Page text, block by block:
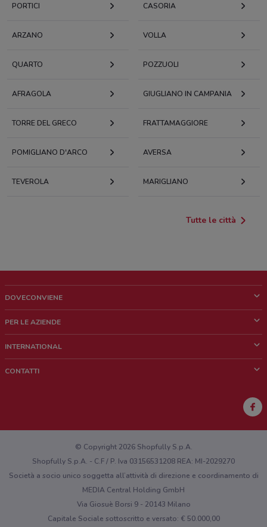
PORTICI CASORIA
ARZANO VOLLA
QUARTO POZZUOLI
AFRAGOLA GIUGLIANO IN CAMPANIA
TORRE DEL GRECO FRATTAMAGGIORE
POMIGLIANO D'ARCO AVERSA
TEVEROLA MARIGLIANO
Tutte le città
DOVECONVIENE
Chi siamo
Lavora con noi
PER LE AZIENDE
Richieste commerciali e marketing
INTERNATIONAL
CONTATTI
Hai un malfunzionamento sul web o sull'app?
© Copyright 2026 Shopfully S.p.A.
Shopfully S.p.A. - C.F / P. Iva 03156531208 REA: MI-2029270
Società a socio unico soggetta all’attività di direzione e coordinamento di
MEDIA Central Holding GmbH
Via Giosuè Borsi 9 - 20143 Milano
Capitale Sociale sottoscritto e versato: € 50.000,00